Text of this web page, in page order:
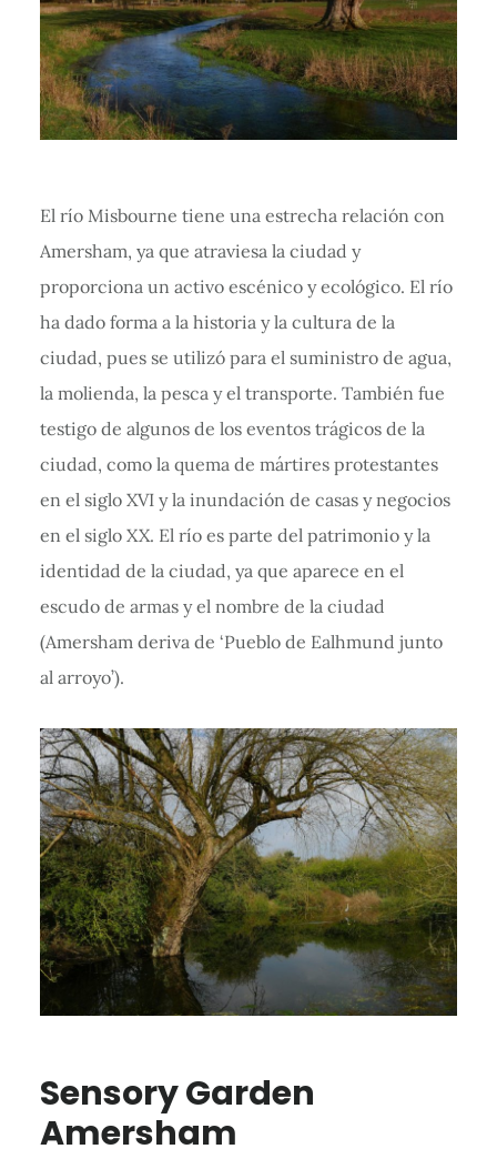
El río Misbourne tiene una estrecha relación con
Amersham, ya que atraviesa la ciudad y
proporciona un activo escénico y ecológico. El río
ha dado forma a la historia y la cultura de la
ciudad, pues se utilizó para el suministro de agua,
la molienda, la pesca y el transporte. También fue
testigo de algunos de los eventos trágicos de la
ciudad, como la quema de mártires protestantes
en el siglo XVI y la inundación de casas y negocios
en el siglo XX. El río es parte del patrimonio y la
identidad de la ciudad, ya que aparece en el
escudo de armas y el nombre de la ciudad
(Amersham deriva de ‘Pueblo de Ealhmund junto
al arroyo’).
Sensory Garden
Amersham